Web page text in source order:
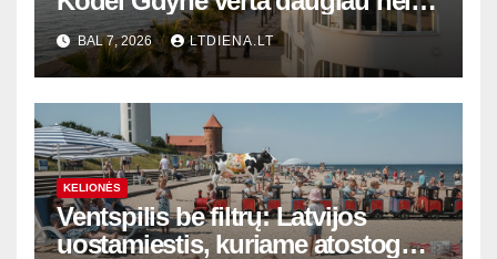
tik pusdienio vizito
BAL 7, 2026 LTDIENA.LT
KELIONĖS
Ventspilis be filtrų: Latvijos
uostamiestis, kuriame atostogų